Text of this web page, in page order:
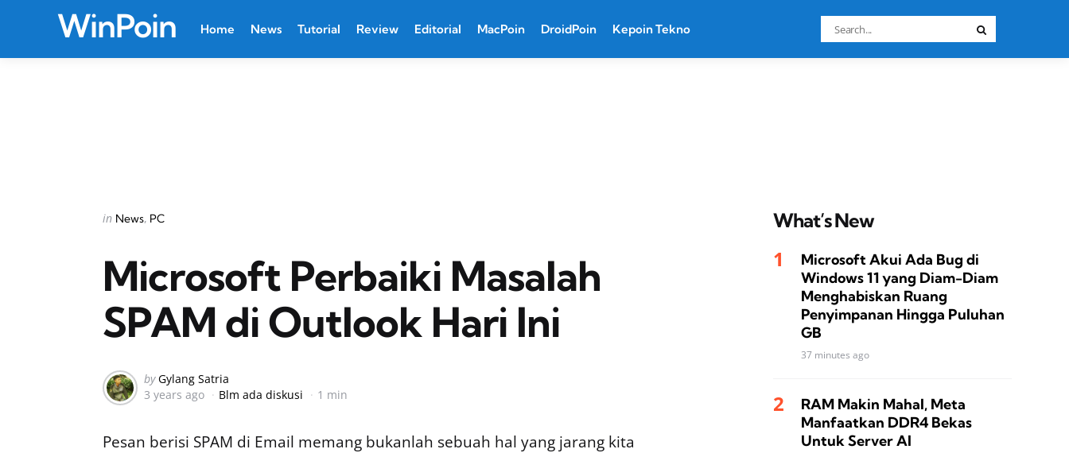
WinPoin Home News Tutorial Review Editorial MacPoin DroidPoin Kepoin Tekno
Search
for:
Categories
Posted
in News PC
Microsoft Perbaiki Masalah
SPAM di Outlook Hari Ini
Posted
by
by Gylang Satria
3 years ago
Blm ada diskusi 1 min
Pesan berisi SPAM di Email memang bukanlah sebuah hal yang jarang kita
What’s New
Microsoft Akui Ada Bug di
Windows 11 yang Diam-Diam
Menghabiskan Ruang
Penyimpanan Hingga Puluhan
GB
37 minutes ago
RAM Makin Mahal, Meta
Manfaatkan DDR4 Bekas
Untuk Server AI